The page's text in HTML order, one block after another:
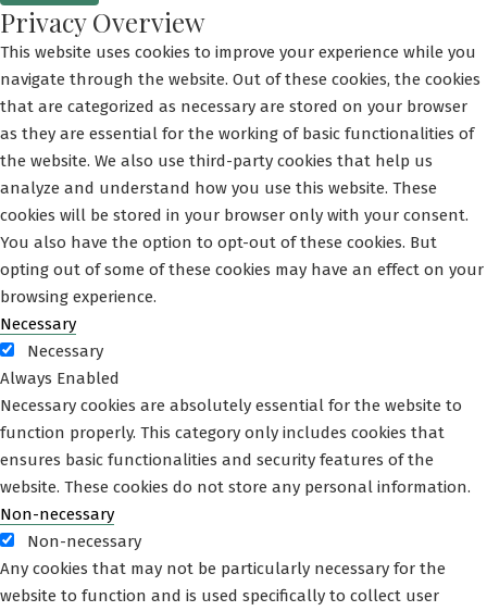
Privacy Overview
This website uses cookies to improve your experience while you
navigate through the website. Out of these cookies, the cookies
that are categorized as necessary are stored on your browser
as they are essential for the working of basic functionalities of
the website. We also use third-party cookies that help us
analyze and understand how you use this website. These
cookies will be stored in your browser only with your consent.
You also have the option to opt-out of these cookies. But
opting out of some of these cookies may have an effect on your
browsing experience.
Necessary
Necessary
Always Enabled
Necessary cookies are absolutely essential for the website to
function properly. This category only includes cookies that
ensures basic functionalities and security features of the
website. These cookies do not store any personal information.
Non-necessary
Non-necessary
Any cookies that may not be particularly necessary for the
website to function and is used specifically to collect user